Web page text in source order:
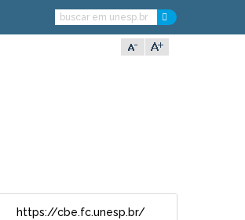
https://cbe.fc.unesp.br/